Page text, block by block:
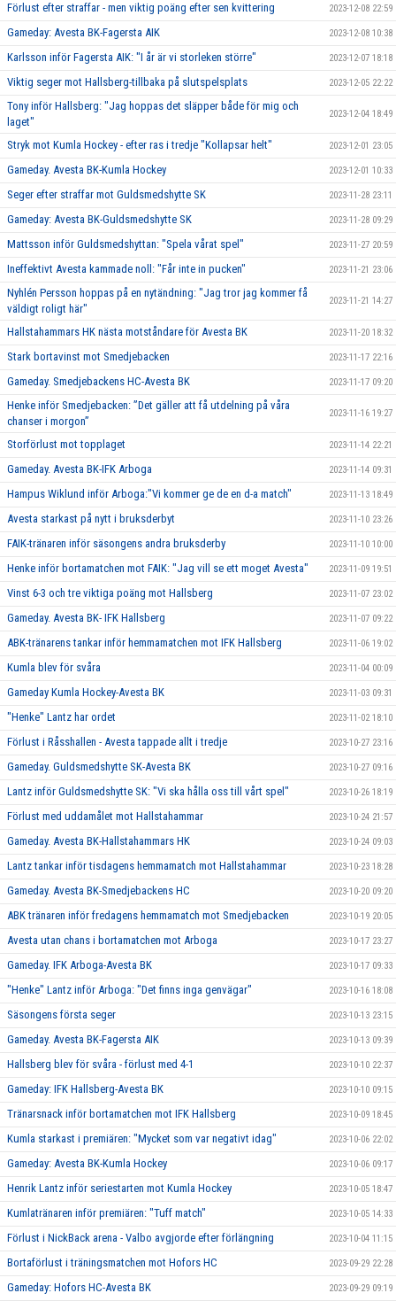
Förlust efter straffar - men viktig poäng efter sen kvittering 2023-12-08 22:59
Gameday: Avesta BK-Fagersta AIK 2023-12-08 10:38
Karlsson inför Fagersta AIK: "I år är vi storleken större" 2023-12-07 18:18
Viktig seger mot Hallsberg-tillbaka på slutspelsplats 2023-12-05 22:22
Tony inför Hallsberg: "Jag hoppas det släpper både för mig och
laget"
2023-12-04 18:49
Stryk mot Kumla Hockey - efter ras i tredje "Kollapsar helt" 2023-12-01 23:05
Gameday. Avesta BK-Kumla Hockey 2023-12-01 10:33
Seger efter straffar mot Guldsmedshytte SK 2023-11-28 23:11
Gameday: Avesta BK-Guldsmedshytte SK 2023-11-28 09:29
Mattsson inför Guldsmedshyttan: "Spela vårat spel" 2023-11-27 20:59
Ineffektivt Avesta kammade noll: "Får inte in pucken" 2023-11-21 23:06
Nyhlén Persson hoppas på en nytändning: "Jag tror jag kommer få
väldigt roligt här"
2023-11-21 14:27
Hallstahammars HK nästa motståndare för Avesta BK 2023-11-20 18:32
Stark bortavinst mot Smedjebacken 2023-11-17 22:16
Gameday. Smedjebackens HC-Avesta BK 2023-11-17 09:20
Henke inför Smedjebacken: ”Det gäller att få utdelning på våra
chanser i morgon”
2023-11-16 19:27
Storförlust mot topplaget 2023-11-14 22:21
Gameday. Avesta BK-IFK Arboga 2023-11-14 09:31
Hampus Wiklund inför Arboga:"Vi kommer ge de en d-a match" 2023-11-13 18:49
Avesta starkast på nytt i bruksderbyt 2023-11-10 23:26
FAIK-tränaren inför säsongens andra bruksderby 2023-11-10 10:00
Henke inför bortamatchen mot FAIK: "Jag vill se ett moget Avesta" 2023-11-09 19:51
Vinst 6-3 och tre viktiga poäng mot Hallsberg 2023-11-07 23:02
Gameday. Avesta BK- IFK Hallsberg 2023-11-07 09:22
ABK-tränarens tankar inför hemmamatchen mot IFK Hallsberg 2023-11-06 19:02
Kumla blev för svåra 2023-11-04 00:09
Gameday Kumla Hockey-Avesta BK 2023-11-03 09:31
"Henke" Lantz har ordet 2023-11-02 18:10
Förlust i Råsshallen - Avesta tappade allt i tredje 2023-10-27 23:16
Gameday. Guldsmedshytte SK-Avesta BK 2023-10-27 09:16
Lantz inför Guldsmedshytte SK: "Vi ska hålla oss till vårt spel" 2023-10-26 18:19
Förlust med uddamålet mot Hallstahammar 2023-10-24 21:57
Gameday. Avesta BK-Hallstahammars HK 2023-10-24 09:03
Lantz tankar inför tisdagens hemmamatch mot Hallstahammar 2023-10-23 18:28
Gameday. Avesta BK-Smedjebackens HC 2023-10-20 09:20
ABK tränaren inför fredagens hemmamatch mot Smedjebacken 2023-10-19 20:05
Avesta utan chans i bortamatchen mot Arboga 2023-10-17 23:27
Gameday. IFK Arboga-Avesta BK 2023-10-17 09:33
"Henke" Lantz inför Arboga: "Det finns inga genvägar" 2023-10-16 18:08
Säsongens första seger 2023-10-13 23:15
Gameday. Avesta BK-Fagersta AIK 2023-10-13 09:39
Hallsberg blev för svåra - förlust med 4-1 2023-10-10 22:37
Gameday: IFK Hallsberg-Avesta BK 2023-10-10 09:15
Tränarsnack inför bortamatchen mot IFK Hallsberg 2023-10-09 18:45
Kumla starkast i premiären: "Mycket som var negativt idag" 2023-10-06 22:02
Gameday: Avesta BK-Kumla Hockey 2023-10-06 09:17
Henrik Lantz inför seriestarten mot Kumla Hockey 2023-10-05 18:47
Kumlatränaren inför premiären: "Tuff match" 2023-10-05 14:33
Förlust i NickBack arena - Valbo avgjorde efter förlängning 2023-10-04 11:15
Bortaförlust i träningsmatchen mot Hofors HC 2023-09-29 22:28
Gameday: Hofors HC-Avesta BK 2023-09-29 09:19